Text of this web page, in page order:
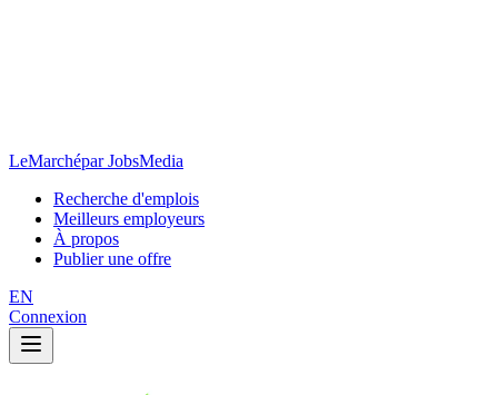
LeMarchépar JobsMedia
Recherche d'emplois
Meilleurs employeurs
À propos
Publier une offre
EN
Connexion